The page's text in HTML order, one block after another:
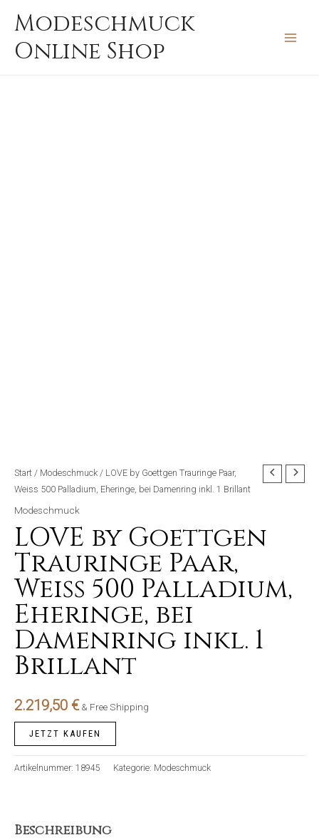
Inhalt
springen
Modeschmuck
Online Shop
Start / Modeschmuck / LOVE by Goettgen Trauringe Paar,
Weiss 500 Palladium, Eheringe, bei Damenring inkl. 1 Brillant
Modeschmuck
LOVE by Goettgen
Trauringe Paar,
Weiss 500 Palladium,
Eheringe, bei
Damenring inkl. 1
Brillant
2.219,50 € & Free Shipping
JETZT KAUFEN
Artikelnummer: 18945 Kategorie: Modeschmuck
Beschreibung